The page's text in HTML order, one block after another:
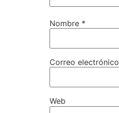
Nombre *
Correo electrónico
Web